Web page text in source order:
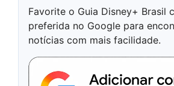
Favorite o Guia Disney+ Brasil
preferida no Google para
notícias com mais facilidade.